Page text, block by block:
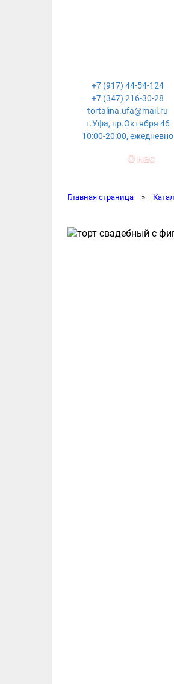
+7 (917) 44-54-124
+7 (347) 216-30-28
tortalina.ufa@mail.ru
г.Уфа, пр.Октября 46
10:00-20:00, ежедневно
О нас
Главная страница »